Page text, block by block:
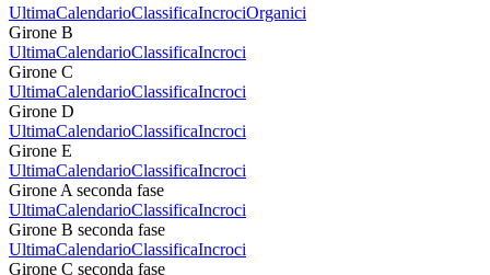
UltimaCalendarioClassificaIncrociOrganici
Girone B
UltimaCalendarioClassificaIncroci
Girone C
UltimaCalendarioClassificaIncroci
Girone D
UltimaCalendarioClassificaIncroci
Girone E
UltimaCalendarioClassificaIncroci
Girone A seconda fase
UltimaCalendarioClassificaIncroci
Girone B seconda fase
UltimaCalendarioClassificaIncroci
Girone C seconda fase